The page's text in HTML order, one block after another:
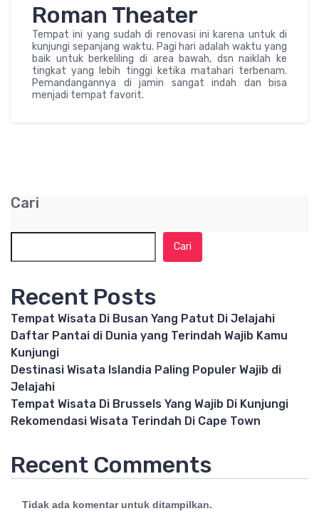
Roman Theater
Tempat ini yang sudah di renovasi ini karena untuk di
kunjungi sepanjang waktu. Pagi hari adalah waktu yang
baik untuk berkeliling di area bawah, dsn naiklah ke
tingkat yang lebih tinggi ketika matahari terbenam.
Pemandangannya di jamin sangat indah dan bisa
menjadi tempat favorit.
Cari
Cari
Recent Posts
Tempat Wisata Di Busan Yang Patut Di Jelajahi
Daftar Pantai di Dunia yang Terindah Wajib Kamu
Kunjungi
Destinasi Wisata Islandia Paling Populer Wajib di
Jelajahi
Tempat Wisata Di Brussels Yang Wajib Di Kunjungi
Rekomendasi Wisata Terindah Di Cape Town
Recent Comments
Tidak ada komentar untuk ditampilkan.